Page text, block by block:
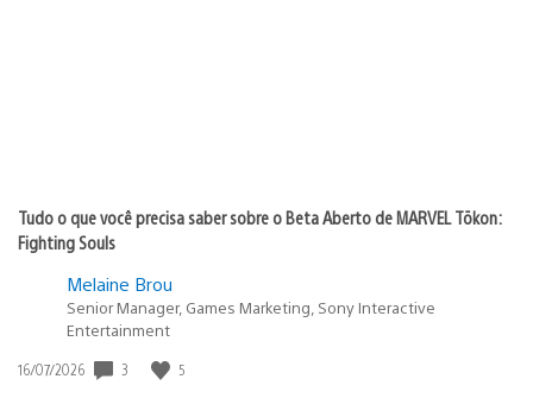
Tudo o que você precisa saber sobre o Beta Aberto de MARVEL Tōkon:
Fighting Souls
Melaine Brou
Senior Manager, Games Marketing, Sony Interactive
Entertainment
Data
16/07/2026 3 5